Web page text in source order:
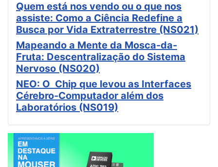
Quem está nos vendo ou o que nos
assiste: Como a Ciência Redefine a
Busca por Vida Extraterrestre (NS021)
Mapeando a Mente da Mosca-da-
Fruta: Descentralização do Sistema
Nervoso (NS020)
NEO: O Chip que levou as Interfaces
Cérebro-Computador além dos
Laboratórios (NS019)